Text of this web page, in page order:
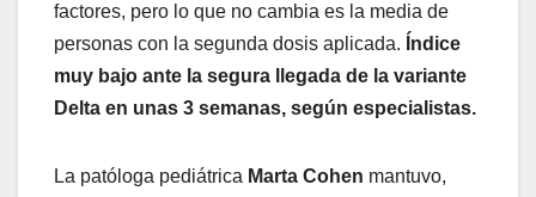
factores, pero lo que no cambia es la media de
personas con la segunda dosis aplicada. Índice
muy bajo ante la segura llegada de la variante
Delta en unas 3 semanas, según especialistas.
La patóloga pediátrica Marta Cohen mantuvo,